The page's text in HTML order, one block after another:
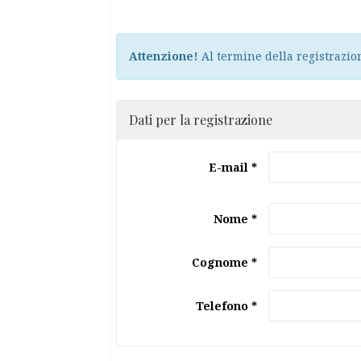
Attenzione! Al termine della
Dati per la registrazione
E-mail *
Nome *
Cognome *
Telefono *